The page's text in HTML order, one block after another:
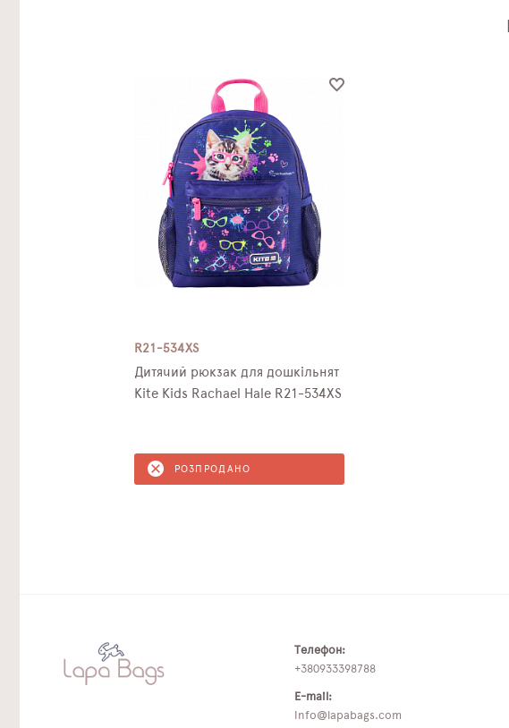
R21-534XS
Дитячий рюкзак для дошкільнят
Kite Kids Rachael Hale R21-534XS
РОЗПРОДАНО
Телефон:
+380933398788
E-mail:
info@lapabags.com